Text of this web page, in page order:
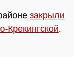
закрыли
Крекингской.